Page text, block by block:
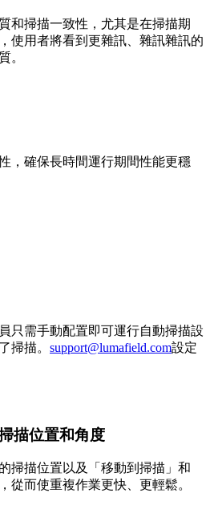
和掃描一致性，尤其是在掃描期
使用者將看到更雜訊、雜訊雜訊的
。
，確保長時間運行期間性能更穩
只需手動配置即可運行自動掃描設
掃描。 support@lumafield.com設定
描位置和角度
掃描位置以及「移動到掃描」和
從而使重複作業更快、更輕鬆。